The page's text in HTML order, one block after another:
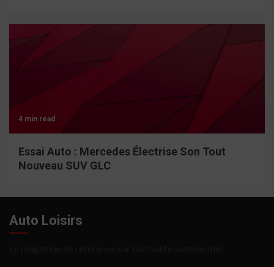
4 min read
Essai Auto : Mercedes Électrise Son Tout
Nouveau SUV GLC
Auto Loisirs